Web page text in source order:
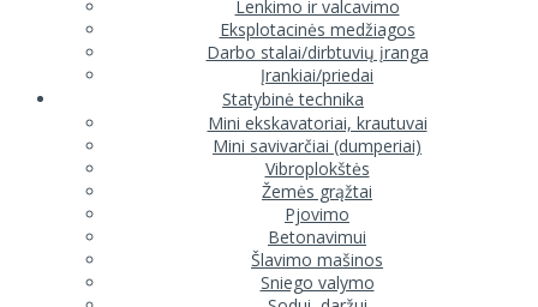
Lenkimo ir valcavimo
Eksplotacinės medžiagos
Darbo stalai/dirbtuvių įranga
Įrankiai/priedai
Statybinė technika
Mini ekskavatoriai, krautuvai
Mini savivarčiai (dumperiai)
Vibroplokštės
Žemės grąžtai
Pjovimo
Betonavimui
Šlavimo mašinos
Sniego valymo